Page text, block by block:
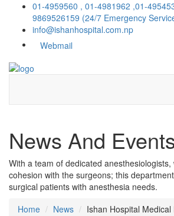
01-4959560 , 01-4981962 ,01-
9869526159 (24/7 Emergency
info@ishanhospital.com.np
Webmail
News And
With a team of dedicated
cohesion with the surgeons; this
surgical patients with anesthesia needs.
Home
News Ishan Hospital